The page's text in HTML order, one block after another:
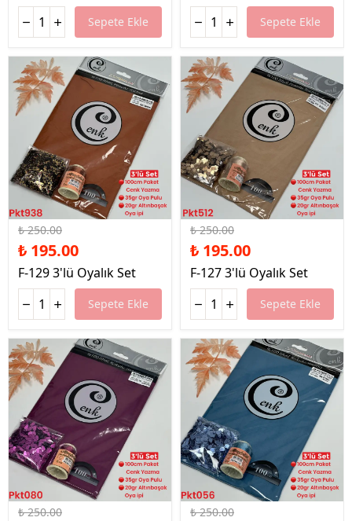
Sepete Ekle Sepete Ekle
%22 İndirim
₺ 250.00
₺ 195.00
F-129 3'lü Oyalık Set
Sepete Ekle
%22 İndirim
₺ 250.00
₺ 195.00
F-127 3'lü Oyalık Set
Sepete Ekle
%22 İndirim
₺ 250.00
%22 İndirim
₺ 250.00